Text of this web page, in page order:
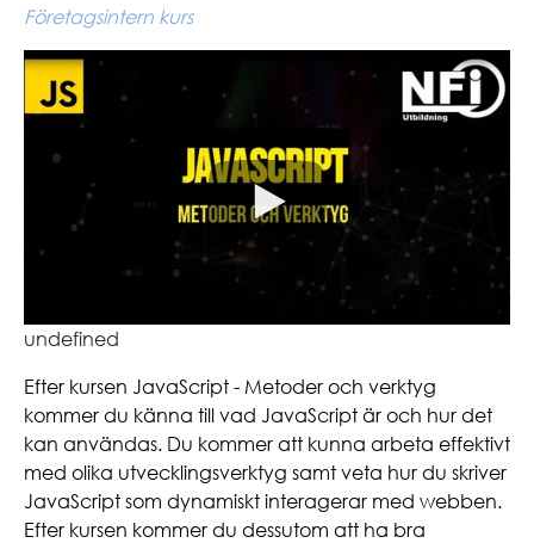
Företagsintern kurs
undefined
Efter kursen JavaScript - Metoder och verktyg
kommer du känna till vad JavaScript är och hur det
kan användas. Du kommer att kunna arbeta effektivt
med olika utvecklingsverktyg samt veta hur du skriver
JavaScript som dynamiskt interagerar med webben.
Efter kursen kommer du dessutom att ha bra